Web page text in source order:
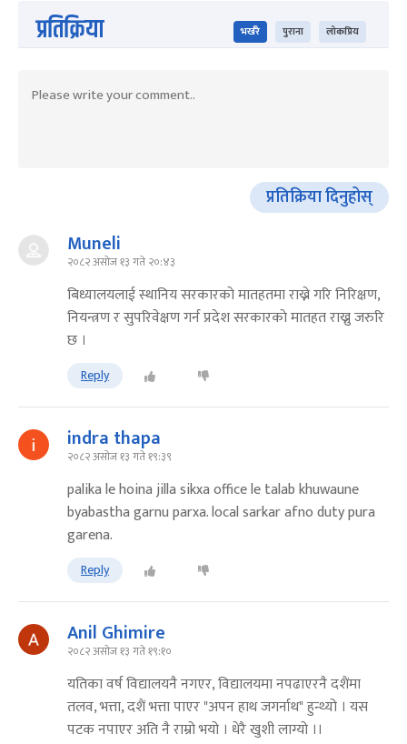
प्रतिक्रिया भर्खरै पुराना लोकप्रिय
प्रतिक्रिया दिनुहोस्
Muneli
२०८२ असोज १३ गते २०:४३
बिध्यालयलाई स्थानिय सरकारकाे मातहतमा राख्ने गरि निरिक्षण,
नियन्त्रण र सुपरिवेक्षण गर्न प्रदेश सरकारकाे मातहत राख्नु जरुरि
छ ।
Reply
indra thapa
२०८२ असोज १३ गते १९:३९
palika le hoina jilla sikxa office le talab khuwaune
byabastha garnu parxa. local sarkar afno duty pura
garena.
Reply
Anil Ghimire
२०८२ असोज १३ गते १९:१०
यतिका वर्ष विद्यालयनै नगएर, विद्यालयमा नपढाएरनै दशैंमा
तलव, भत्ता, दशैं भत्ता पाएर "अपन हाथ जगर्नाथ" हुन्थ्यो । यस
पटक नपाएर अति नै राम्रो भयो । धेरै खुशी लाग्यो ।।